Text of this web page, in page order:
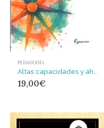
PEDAGOGÍA
19,00€